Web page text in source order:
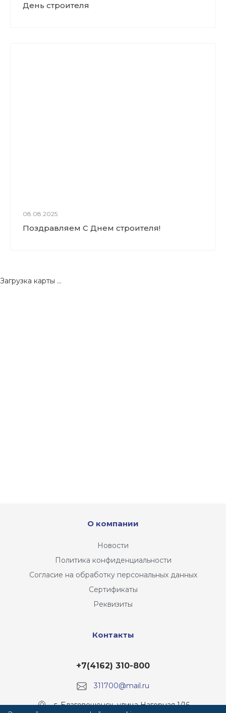
День строителя
08.08.2025
Поздравляем С Днем строителя!
Загрузка карты ...
О компании
Новости
Политика конфиденциальности
Согласие на обработку персональных данных
Сертификаты
Реквизиты
Контакты
311700@mail.ru
+7(4162) 310-800
г. Благовещенск, улица Нагорная 1/16